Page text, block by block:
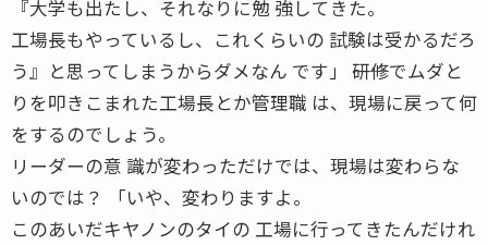
『大学も出たし、それなりに勉 強してきた。
工場長もやっているし、これくらいの 試験は受かるだろ
う』と思ってしまうからダメなん です」 ――研修でムダと
りを叩きこまれた工場長とか管理職 は、現場に戻って何
をするのでしょう。
リーダーの意 識が変わっただけでは、現場は変わらな
いのでは？ 「いや、変わりますよ。
このあいだキヤノンのタイの 工場に行ってきたんだけれ